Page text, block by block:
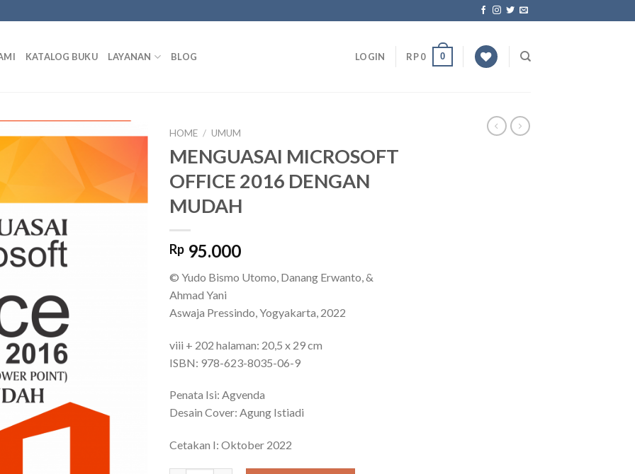
KATALOG BUKU LAYANAN BLOG LOGIN RP0 0
Add to
wishlist
HOME / UMUM
MENGUASAI MICROSOFT
OFFICE 2016 DENGAN
MUDAH
Rp 95.000
© Yudo Bismo Utomo, Danang Erwanto, &
Ahmad Yani
Aswaja Pressindo, Yogyakarta, 2022
viii + 202 halaman: 20,5 x 29 cm
ISBN: 978-623-8035-06-9
Penata Isi: Agvenda
Desain Cover: Agung Istiadi
Cetakan I: Oktober 2022